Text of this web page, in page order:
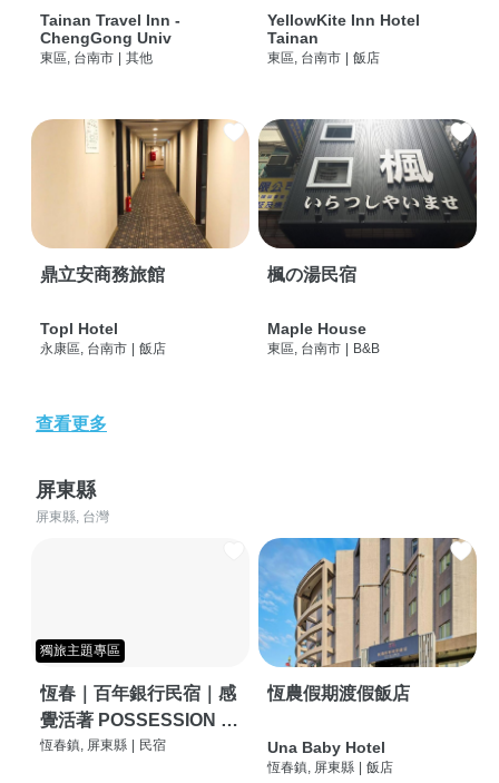
Tainan Travel Inn -
ChengGong Univ
東區, 台南市 | 其他
YellowKite Inn Hotel
Tainan
東區, 台南市 | 飯店
鼎立安商務旅館
Topl Hotel
永康區, 台南市 | 飯店
楓の湯民宿
Maple House
東區, 台南市 | B&B
查看更多
屏東縣
屏東縣, 台灣
獨旅主題專區
恆春｜百年銀行民宿｜感
覺活著 POSSESSION |
背包客棧 | 恆春必住特色
恆春鎮, 屏東縣 民宿
恆農假期渡假飯店
Una Baby Hotel
恆春鎮, 屏東縣 飯店